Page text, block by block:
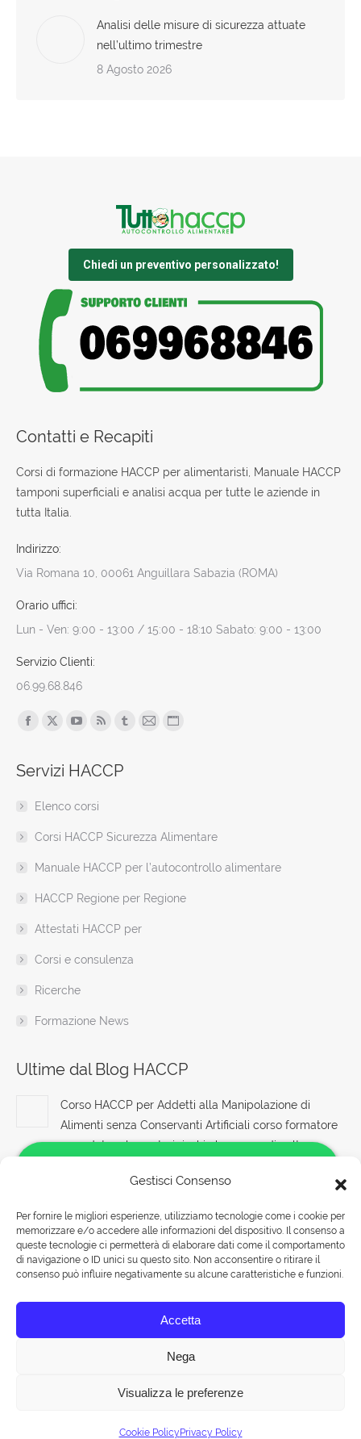
Gestisci Consenso
Per fornire le migliori esperienze, utilizziamo tecnologie come i cookie per
memorizzare e/o accedere alle informazioni del dispositivo. Il consenso a
queste tecnologie ci permetterà di elaborare dati come il comportamento
di navigazione o ID unici su questo sito. Non acconsentire o ritirare il
consenso può influire negativamente su alcune caratteristiche e funzioni.
Accetta
Nega
Visualizza le preferenze
Cookie Policy Privacy Policy
Analisi delle misure di sicurezza attuate
nell’ultimo trimestre
8 Agosto 2026
Chiedi un preventivo personalizzato!
Contatti e Recapiti
Corsi di formazione HACCP per alimentaristi, Manuale HACCP
tamponi superficiali e analisi acqua per tutte le aziende in
tutta Italia.
Indirizzo:
Via Romana 10, 00061 Anguillara Sabazia (ROMA)
Orario uffici:
Lun - Ven: 9:00 - 13:00 / 15:00 - 18:10 Sabato: 9:00 - 13:00
Servizio Clienti:
06.99.68.846
Find us on:
Facebook
opens
new
window
X
opens
new
window
opens
new
window
opens
window
Tumblr
window
Mail
window
Sito
new
Servizi HACCP
Elenco corsi
Corsi HACCP Sicurezza Alimentare
Manuale HACCP per l’autocontrollo alimentare
HACCP Regione per Regione
Attestati HACCP per
Corsi e consulenza
Ricerche
Formazione News
Ultime dal Blog HACCP
Corso HACCP per Addetti alla Manipolazione di
Alimenti senza Conservanti Artificiali corso formatore
rspp datore lavoratori rischio basso medio alto
Gestione dei Rischi e Sicurezza nei Lavori Edili di
Costruzione
8 Agosto 2026
© Tuttohaccp.com - 2019. Tutti i diritti riservati - P.IVA 10515651007 -
Salve!
Come possiamo aiutarti?
Rispondiamo nei seguenti orari:
Lunedì-Venerdì 09:00-18:00
Sabato 09:00-13:00